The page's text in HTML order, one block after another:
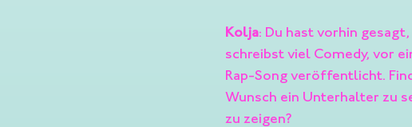
Kolja: Du hast vorhin
schreibst viel Comedy, vor
Rap-Song veröffentlicht.
Wunsch ein Unterhalter zu
zu zeigen?